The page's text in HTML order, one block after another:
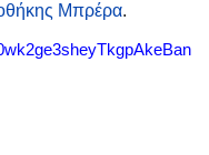
Μπρέρα.
wk2ge3sheyTkgpAkeBan